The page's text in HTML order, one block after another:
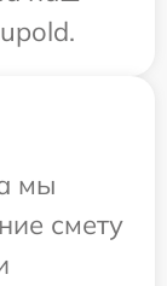
мы
смету